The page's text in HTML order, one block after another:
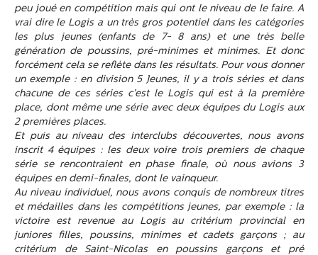
peu joué en compétition mais qui ont le niveau de le faire. A
vrai dire le Logis a un très gros potentiel dans les catégories
les plus jeunes (enfants de 7- 8 ans) et une très belle
génération de poussins, pré-minimes et minimes. Et donc
forcément cela se reflète dans les résultats. Pour vous donner
un exemple : en division 5 Jeunes, il y a trois séries et dans
chacune de ces séries c’est le Logis qui est à la première
place, dont même une série avec deux équipes du Logis aux
2 premières places.
Et puis au niveau des interclubs découvertes, nous avons
inscrit 4 équipes : les deux voire trois premiers de chaque
série se rencontraient en phase finale, où nous avions 3
équipes en demi-finales, dont le vainqueur.
Au niveau individuel, nous avons conquis de nombreux titres
et médailles dans les compétitions jeunes, par exemple : la
victoire est revenue au Logis au critérium provincial en
juniores filles, poussins, minimes et cadets garçons ; au
critérium de Saint-Nicolas en poussins garçons et pré